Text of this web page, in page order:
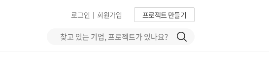
프로젝트 만들기
회원가입
|
로그인